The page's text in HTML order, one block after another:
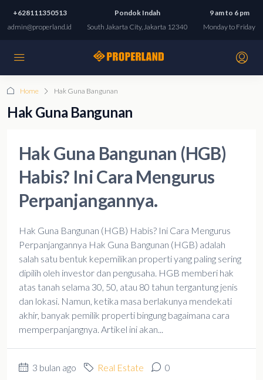
+628111350513
admin@properland.id
Pondok Indah
South Jakarta City, Jakarta 12340
9 am to 6 pm
Monday to Friday
Home Hak Guna Bangunan
Hak Guna Bangunan
Hak Guna Bangunan (HGB)
Habis? Ini Cara Mengurus
Perpanjangannya.
Hak Guna Bangunan (HGB) Habis? Ini Cara Mengurus
Perpanjangannya Hak Guna Bangunan (HGB) adalah
salah satu bentuk kepemilikan properti yang paling sering
dipilih oleh investor dan pengusaha. HGB memberi hak
atas tanah selama 30, 50, atau 80 tahun tergantung jenis
dan lokasi. Namun, ketika masa berlakunya mendekati
akhir, banyak pemilik properti bingung bagaimana cara
memperpanjangnya. Artikel ini akan...
3 bulan ago Real Estate 0